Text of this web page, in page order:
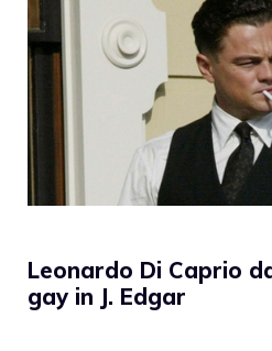
Leonardo Di Caprio
gay in J. Edgar